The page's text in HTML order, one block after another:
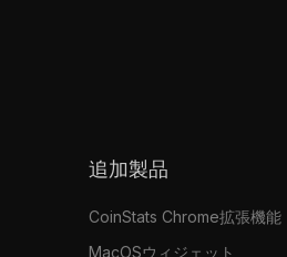
追加製品
CoinStats Chrome拡張機能
MacOSウィジェット